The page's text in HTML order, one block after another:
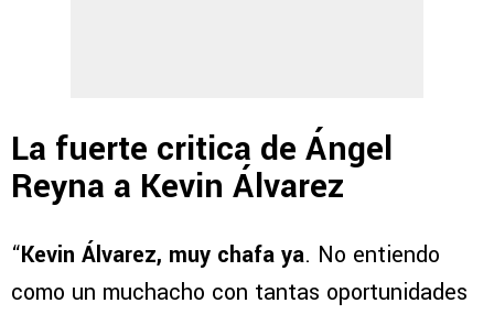
La fuerte critica de Ángel
Reyna a Kevin Álvarez
“Kevin Álvarez, muy chafa ya. No entiendo
como un muchacho con tantas oportunidades